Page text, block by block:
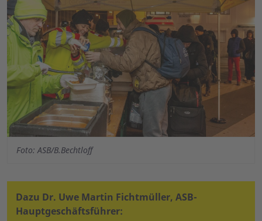
Foto: ASB/B.Bechtloff
Dazu Dr. Uwe Martin Fichtmüller, ASB-
Hauptgeschäftsführer: